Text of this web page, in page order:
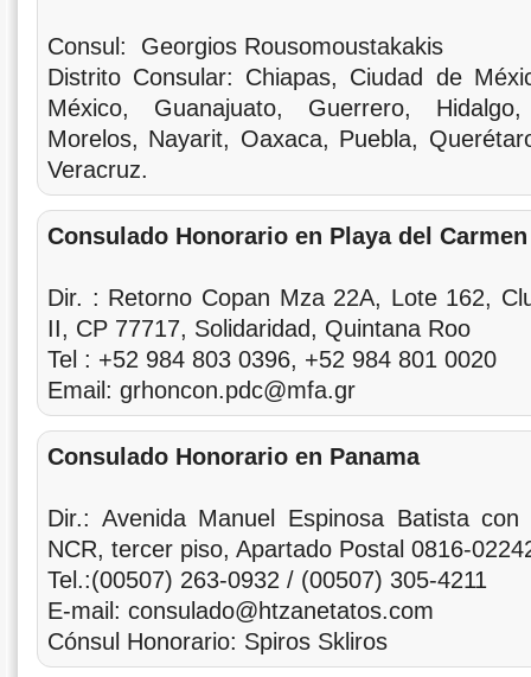
Consul: Georgios Rousomoustakakis
Distrito Consular: Chiapas, Ciudad de
México, Guanajuato, Guerrero,
Morelos, Nayarit, Oaxaca, Puebla,
Veracruz.
Consulado Honorario en Playa del Carmen
Dir. : Retorno Copan Mza 22A, Lote 162,
II, CP 77717, Solidaridad, Quintana Roo
Tel : +52 984 803 0396, +52 984 801 0020
Email: grhoncon.pdc@mfa.gr
Consulado Honorario en Panama
Dir.: Avenida Manuel Espinosa Batista
NCR, tercer piso, Apartado Postal 0816-
Tel.:(00507) 263-0932 / (00507) 305-4211
E-mail: consulado@htzanetatos.com
Cónsul Honorario: Spiros Skliros